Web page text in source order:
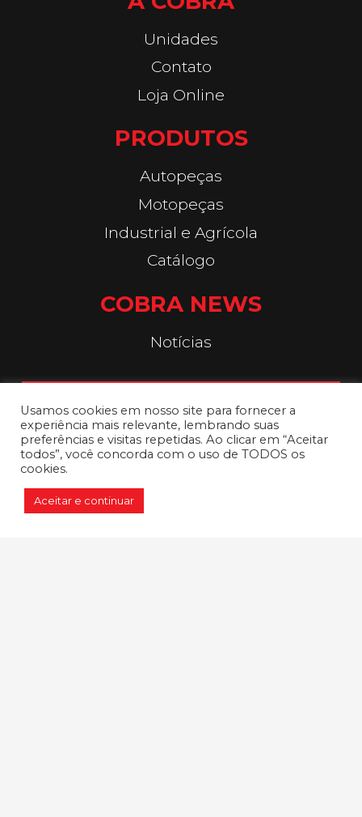
Unidades
Contato
Loja Online
PRODUTOS
Autopeças
Motopeças
Industrial e Agrícola
Catálogo
COBRA NEWS
Notícias
FALE CONOSCO
SAC:
Email:
Horário de atendimento:
Usamos cookies em nosso site para fornecer a
experiência mais relevante, lembrando suas
preferências e visitas repetidas. Ao clicar em “Aceitar
todos”, você concorda com o uso de TODOS os
cookies.
Aceitar e continuar